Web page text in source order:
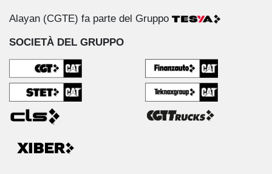
Alayan (CGTE) fa parte del Gruppo
SOCIETÀ DEL GRUPPO